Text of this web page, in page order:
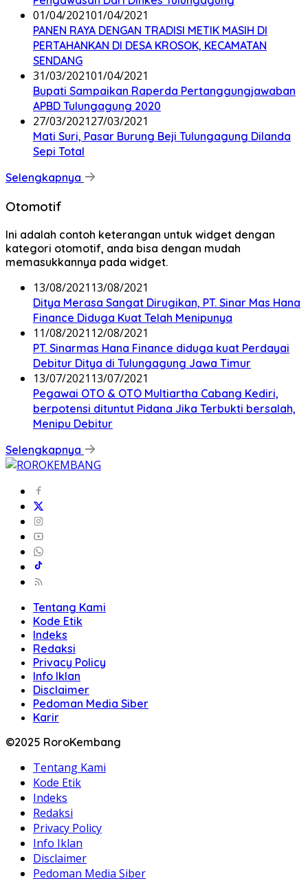
01/04/202101/04/2021
PANEN RAYA DENGAN TRADISI METIK MASIH DI
PERTAHANKAN DI DESA KROSOK, KECAMATAN
SENDANG
31/03/202101/04/2021
Bupati Sampaikan Raperda Pertanggungjawaban
APBD Tulungagung 2020
27/03/202127/03/2021
Mati Suri, Pasar Burung Beji Tulungagung Dilanda
Sepi Total
Selengkapnya
Otomotif
Ini adalah contoh keterangan untuk widget dengan
kategori otomotif, anda bisa dengan mudah
memasukkannya pada widget.
13/08/2021 13/08/2021
Ditya Merasa Sangat Dirugikan, PT. Sinar Mas Hana
Finance Diduga Kuat Telah Menipunya
11/08/2021 12/08/2021
PT. Sinarmas Hana Finance diduga kuat Perdayai
Debitur Ditya di Tulungagung Jawa Timur
13/07/2021 13/07/2021
Pegawai OTO & OTO Multiartha Cabang Kediri,
berpotensi dituntut Pidana Jika Terbukti bersalah,
Menipu Debitur
Selengkapnya
Tentang Kami
Kode Etik
Indeks
Redaksi
Privacy Policy
Info Iklan
Disclaimer
Pedoman Media Siber
Karir
©2025 RoroKembang
Tentang Kami
Kode Etik
Indeks
Redaksi
Privacy Policy
Info Iklan
Disclaimer
Pedoman Media Siber